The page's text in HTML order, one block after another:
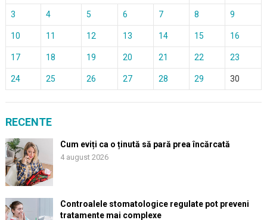
3 4 5 6 7 8 9
10 11 12 13 14 15 16
17 18 19 20 21 22 23
24 25 26 27 28 29 30
RECENTE
Cum eviți ca o ținută să pară prea încărcată
4 august 2026
Controalele stomatologice regulate pot preveni
tratamente mai complexe